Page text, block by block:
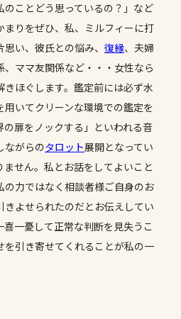
のことどう思っているの？」など
まりをぜひ、私、ミルフィーに打
い、彼氏との悩み、 復縁、夫婦
ママ友関係など・・・女性なら
ほぐします。鑑定前には必ず水
いてクリーンな環境での鑑定を
扉をノックする」といわれる音
ながらのタロット展開となってい
せん。私とお話をしてよいこと
力ではなく相談者様ご自身のお
よせられたのだとお伝えしてい
喜一憂して正常な判断を見失うこ
を引き寄せてくれることが私の一